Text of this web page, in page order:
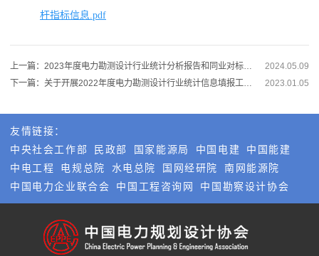
杆指标信息.pdf
2024.05.09
2023.01.05
友情链接：
中央社会工作部
民政部 国家能源局 中国电建
中国能建
中电工程
电规总院 水电总院 国网经研院
南网能源院
中国电力企业联合会
中国工程咨询网 中国勘察设计协会